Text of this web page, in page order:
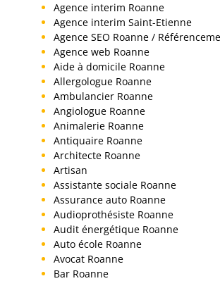
Agence interim Roanne
Agence interim Saint-Etienne
Agence SEO Roanne /
Agence web Roanne
Aide à domicile Roanne
Allergologue Roanne
Ambulancier Roanne
Angiologue Roanne
Animalerie Roanne
Antiquaire Roanne
Architecte Roanne
Artisan
Assistante sociale Roanne
Assurance auto Roanne
Audioprothésiste Roanne
Audit énergétique Roanne
Auto école Roanne
Avocat Roanne
Bar Roanne